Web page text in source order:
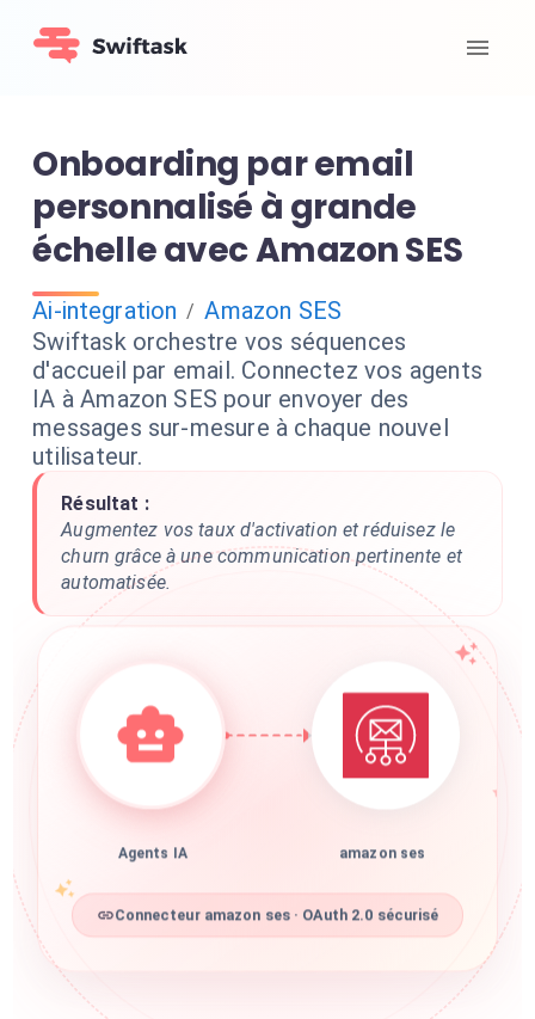
Onboarding par email
personnalisé à grande
échelle avec Amazon SES
Ai-integration / Amazon SES
Swiftask orchestre vos séquences
d'accueil par email. Connectez vos agents
IA à Amazon SES pour envoyer des
messages sur-mesure à chaque nouvel
utilisateur.
Résultat :
Augmentez vos taux d'activation et réduisez le
churn grâce à une communication pertinente et
automatisée.
Agents IA amazon ses
Connecteur amazon ses · OAuth 2.0 sécurisé